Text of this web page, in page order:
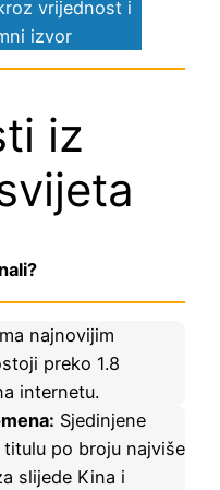
vrijednost i
izvor
iz
najnovijim
preko 1.8
internetu.
Sjedinjene
po broju najviše
slijede Kina i